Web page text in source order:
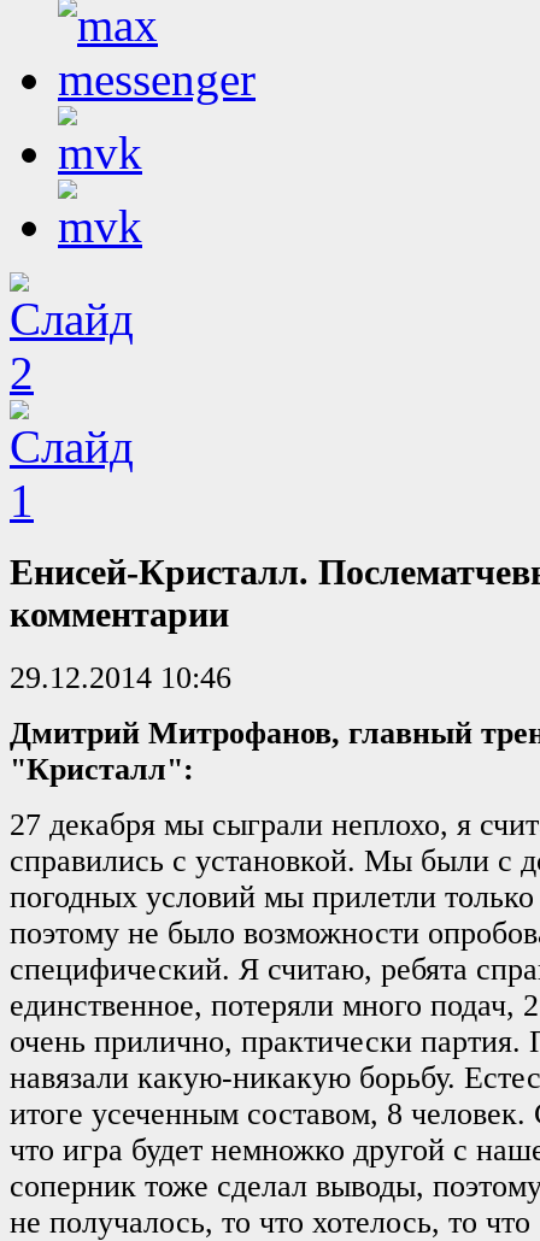
Енисей-Кристалл.
комментарии
29.12.2014 10:46
Дмитрий Митрофанов, главный
"Кристалл":
27 декабря мы сыграли неплохо, я
справились с установкой. Мы были с
погодных условий мы прилетли
поэтому не было возможности
специфический. Я считаю, ребята
единственное, потеряли много подач,
очень прилично, практически партия.
навязали какую-никакую борьбу.
итоге усеченным составом, 8
что игра будет немножко другой с
соперник тоже сделал выводы,
не получалось, то что хотелось, то